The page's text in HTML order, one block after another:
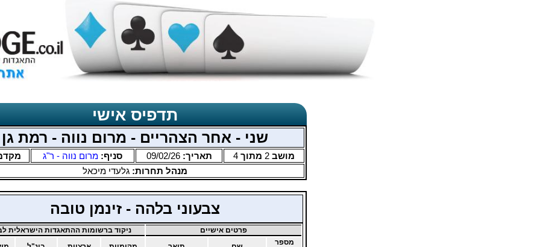
תדפיס אישי
שני - אחר הצהריים - מרום נווה - רמת גן
מושב 2 מתוך 4 תאריך:09/02/26 סניף: מרום נווה - ר"ג
מנהל תחרות: גלעדי מיכאל
צבעוני בלהה - זינמן טובה
פרטים אישיים
ניקוד ברשומות ההתאגדות הישראלית
מספר